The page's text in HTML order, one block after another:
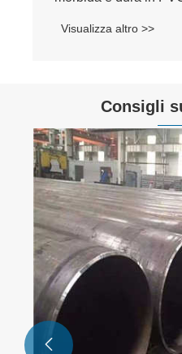
Consigli
Come
produzione
Visualizza
